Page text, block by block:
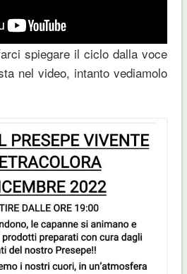
spiegare il ciclo dalla voce
nel video, intanto vediamolo